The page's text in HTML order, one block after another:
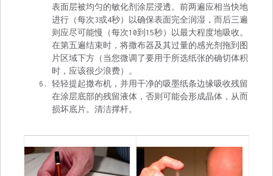
表面层被均匀的敏化剂涂层浸透。前两遍应相当快地
进行（每次3或4秒）以确保表面完全润湿，而后三遍
则应尽可能慢（每次10到15秒）以最大程度地吸收。
在第五遍结束时，将撒布器及其过量的感光剂拖到图
片区域下方（当您微调了要用于所选纸张的确切体积
时，应该很少浪费）。
轻轻提起撒布机，并用干净的吸墨纸条边缘吸收残留
在涂层底部的残留液体，否则可能会形成晶体，从而
损坏底片。清洁撑杆。